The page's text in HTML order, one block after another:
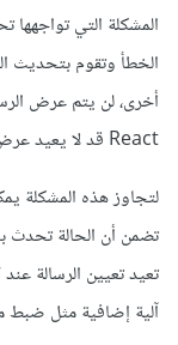
المشكلة التي
الخطأ وتقوم بتحديث
أخرى، لن يتم عرض
React قد لا يعيد عرض المكون بناءً على نفس القيم.
لتجاوز هذه المشكلة
تضمن أن الحالة
تعيد تعيين الرسالة
آلية إضافية مثل ضبط